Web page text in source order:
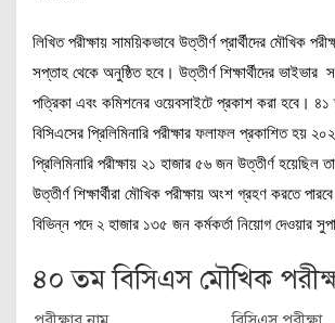
লিখিত পরীক্ষায় সাময়িকভাবে উত্তীর্ণ প্রার্থীদের মৌখিক
সপ্তাহ থেকে অনুষ্ঠিত হবে। উত্তীর্ণ শিক্ষার্থীদের ভাইভার
পত্রিকা এবং কমিশনের ওয়েবসাইটে প্রকাশ করা হবে।
বিসিএসের প্রিলিমিনারি পরীক্ষার ফলাফল প্রকাশিত হয়
প্রিলিমিনারি পরীক্ষায় ২১ হাজার ৫৬ জন উত্তীর্ণ হয়েছিল
উত্তীর্ণ শিক্ষার্থীরা মৌখিক পরীক্ষায় অংশ গ্রহণ করতে
বিভিন্ন পদে ২ হাজার ১৩৫ জন কর্মকর্তা নিয়োগ দেওয়ার
৪০ তম বিসিএস মৌখিক